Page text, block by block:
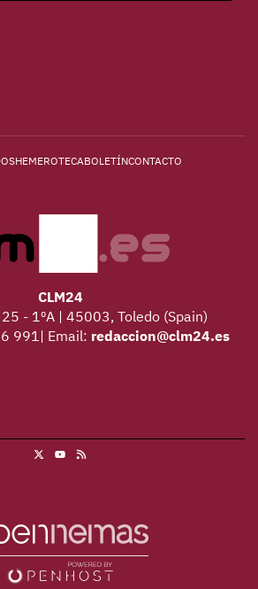
HEMEROTECABOLETÍNCONTACTO
CLM24
- 1ºA | 45003, Toledo (Spain)
991| Email: redaccion@clm24.es